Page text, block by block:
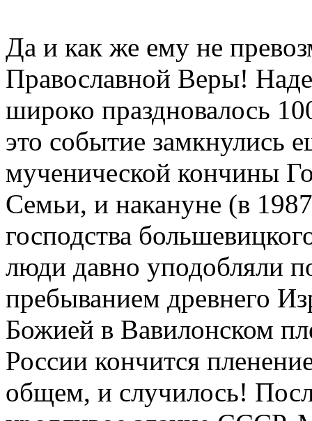
Да и как же ему не
Православной Веры!
широко праздновалось
это событие замкнулись
мученической кончины
Семьи, и накануне (в
господства
люди давно уподобляли
пребыванием древнего
Божией в Вавилонском
России кончится
общем, и случилось!